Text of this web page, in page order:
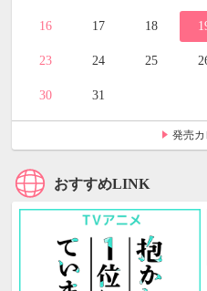
16 17 18
23 24 25
30 31
発売
おすすめLINK